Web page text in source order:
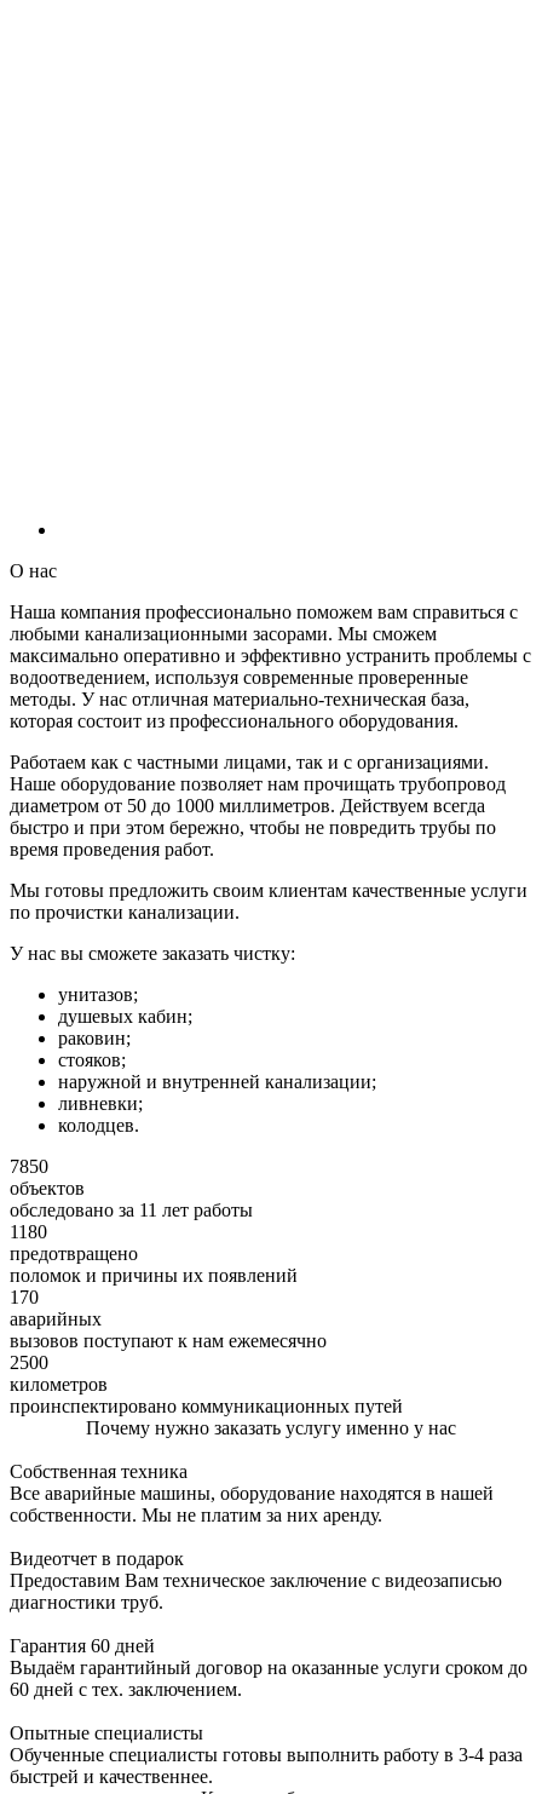
О нас
Наша компания профессионально поможем вам справиться с
любыми канализационными засорами. Мы сможем
максимально оперативно и эффективно устранить проблемы с
водоотведением, используя современные проверенные
методы. У нас отличная материально-техническая база,
которая состоит из профессионального оборудования.
Работаем как с частными лицами, так и с организациями.
Наше оборудование позволяет нам прочищать трубопровод
диаметром от 50 до 1000 миллиметров. Действуем всегда
быстро и при этом бережно, чтобы не повредить трубы по
время проведения работ.
Мы готовы предложить своим клиентам качественные услуги
по прочистки канализации.
У нас вы сможете заказать чистку:
унитазов;
душевых кабин;
раковин;
стояков;
наружной и внутренней канализации;
ливневки;
колодцев.
7850
объектов
обследовано за 11 лет работы
1180
предотвращено
поломок и причины их появлений
170
аварийных
вызовов поступают к нам ежемесячно
2500
километров
проинспектировано коммуникационных путей
Почему нужно заказать услугу именно у нас
Собственная техника
Все аварийные машины, оборудование находятся в нашей
собственности. Мы не платим за них аренду.
Видеотчет в подарок
Предоставим Вам техническое заключение с видеозаписью
диагностики труб.
Гарантия 60 дней
Выдаём гарантийный договор на оказанные услуги сроком до
60 дней с тех. заключением.
Опытные специалисты
Обученные специалисты готовы выполнить работу в 3-4 раза
быстрей и качественнее.